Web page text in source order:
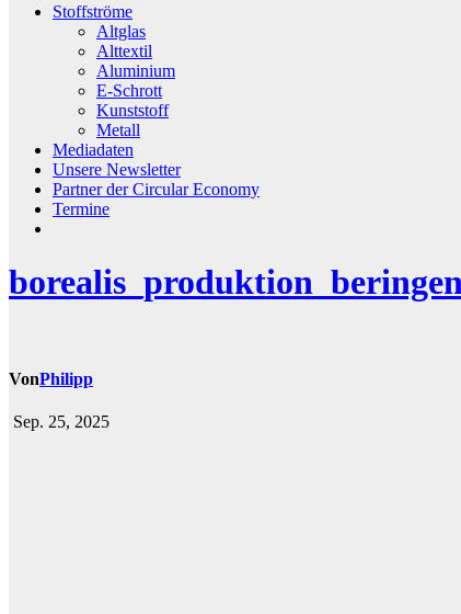
Stoffströme
Altglas
Alttextil
Aluminium
E-Schrott
Kunststoff
Metall
Mediadaten
Unsere Newsletter
Partner der Circular Economy
Termine
VonPhilipp
Sep. 25, 2025